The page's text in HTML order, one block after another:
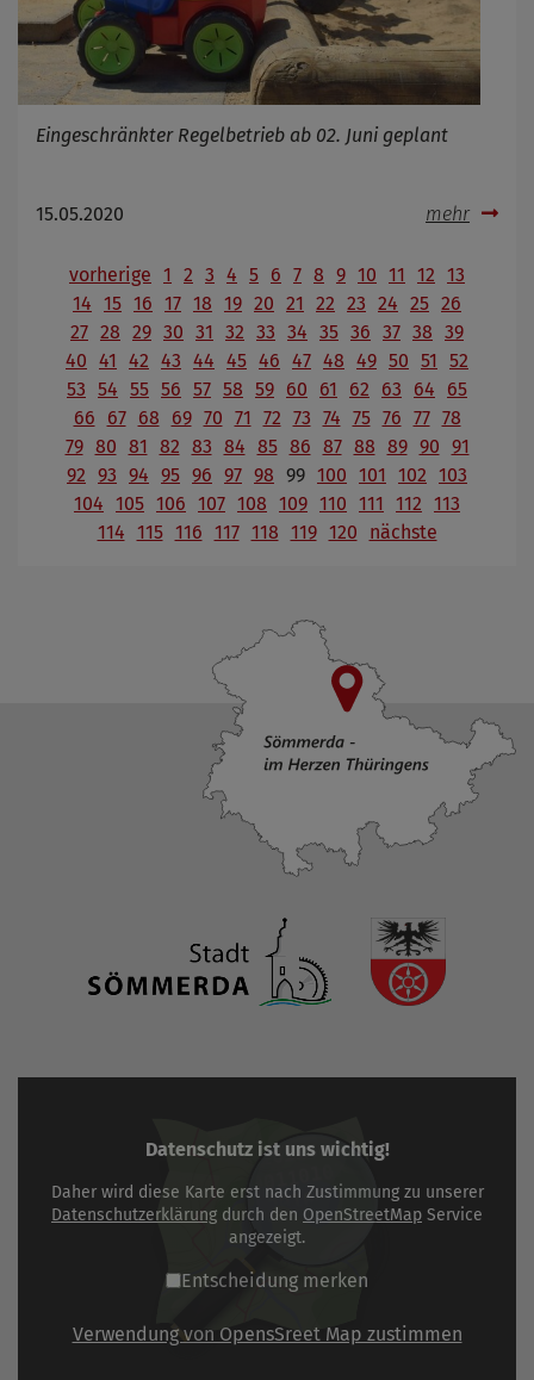
Eingeschränkter Regelbetrieb ab 02. Juni geplant
15.05.2020 mehr
vorherige 1 2 3 4 5 6 7 8 9 10 11 12 13
14 15 16 17 18 19 20 21 22 23 24 25 26
27 28 29 30 31 32 33 34 35 36 37 38 39
40 41 42 43 44 45 46 47 48 49 50 51
52
53 54 55 56 57 58 59 60 61 62 63 64
65
66
67 68 69 70 71 72 73 74 75 76 77 78
79 80 81 82 83 84 85 86 87 88 89 90 91
92 93 94 95 96 97 98 99 100 101 102 103
104 105 106 107 108 109 110 111 112 113
114 115 116 117 118 119 120 nächste
Datenschutz ist uns wichtig!
Daher wird diese Karte erst nach Zustimmung zu unserer
Datenschutzerklärung durch den OpenStreetMap Service
angezeigt.
Entscheidung merken
Verwendung von OpensSreet Map zustimmen